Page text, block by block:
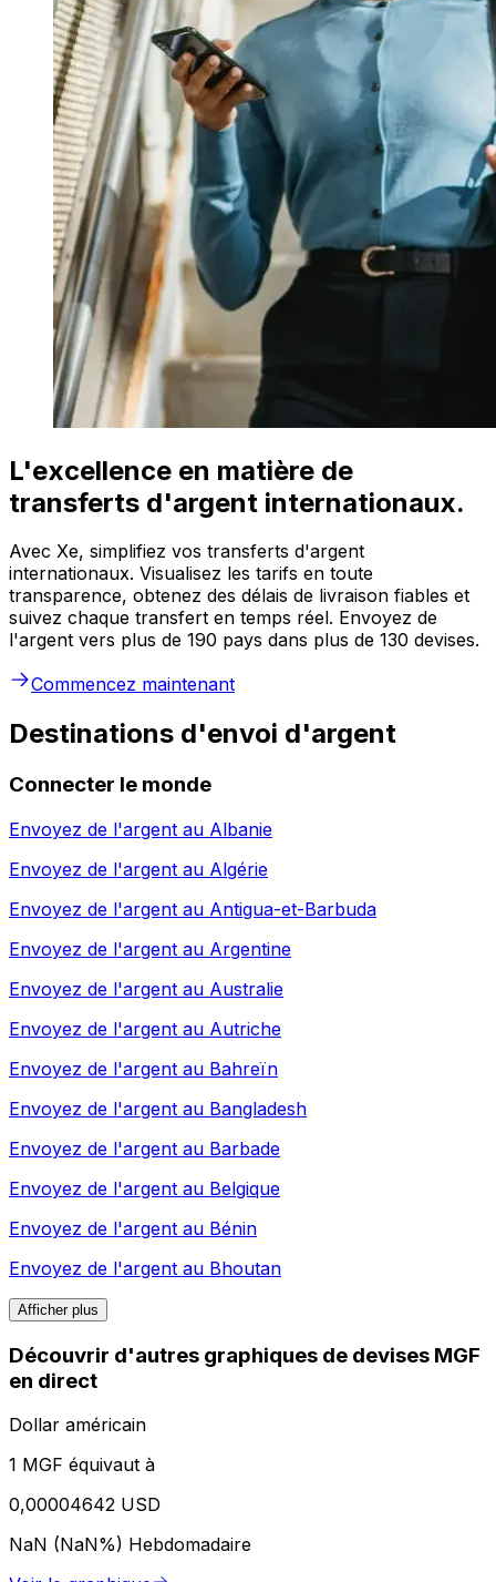
L'excellence en matière de
transferts d'argent internationaux.
Avec Xe, simplifiez vos transferts d'argent
internationaux. Visualisez les tarifs en toute
transparence, obtenez des délais de livraison fiables et
suivez chaque transfert en temps réel. Envoyez de
l'argent vers plus de 190 pays dans plus de 130 devises.
Commencez maintenant
Destinations d'envoi d'argent
Connecter le monde
Envoyez de l'argent au Albanie
Envoyez de l'argent au Algérie
Envoyez de l'argent au Antigua-et-Barbuda
Envoyez de l'argent au Argentine
Envoyez de l'argent au Australie
Envoyez de l'argent au Autriche
Envoyez de l'argent au Bahreïn
Envoyez de l'argent au Bangladesh
Envoyez de l'argent au Barbade
Envoyez de l'argent au Belgique
Envoyez de l'argent au Bénin
Envoyez de l'argent au Bhoutan
Afficher plus
Découvrir d'autres graphiques de devises MGF
en direct
Dollar américain
1 MGF équivaut à
0,00004642 USD
NaN (NaN%) Hebdomadaire